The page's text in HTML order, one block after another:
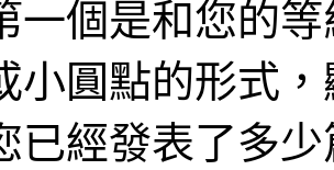
一個是和您的
小圓點的形式
已經發表了多